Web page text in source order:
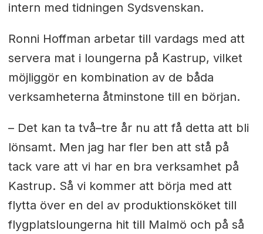
intern med tidningen Sydsvenskan.
Ronni Hoffman arbetar till vardags med att
servera mat i loungerna på Kastrup, vilket
möjliggör en kombination av de båda
verksamheterna åtminstone till en början.
– Det kan ta två–tre år nu att få detta att bli
lönsamt. Men jag har fler ben att stå på
tack vare att vi har en bra verksamhet på
Kastrup. Så vi kommer att börja med att
flytta över en del av produktionsköket till
flygplatsloungerna hit till Malmö och på så